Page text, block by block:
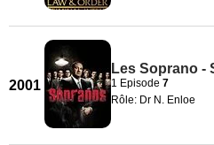
2001
Les Soprano -
1 Episode 7
Rôle: Dr N. Enloe